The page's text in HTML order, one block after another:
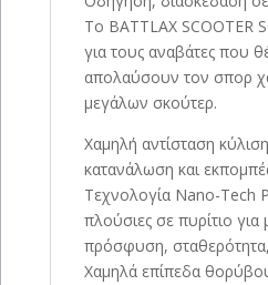
Το BATTLAX SCOOTER
για τους αναβάτες που
απολαύσουν τον σπορ
μεγάλων σκούτερ.
Χαμηλή αντίσταση
κατανάλωση και
Τεχνολογία Nano-Tech
πλούσιες σε πυρίτιο για
πρόσφυση,
Χαμηλά επίπεδα